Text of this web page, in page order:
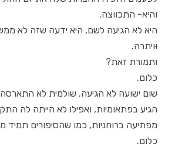
והיא- התכווצה.
היא לא הגיעה לשם, היא ידעה שזה לא
וּוִיתרה.
ותמורת זאת?
כלום.
שום ישועה לא הגיעה. שולמית לא
הגיע בפתאומיות, ואפילו לא הייתה לה
מפתיעה ברוחניות, כמו שהסיפורים תמיד
כלום.